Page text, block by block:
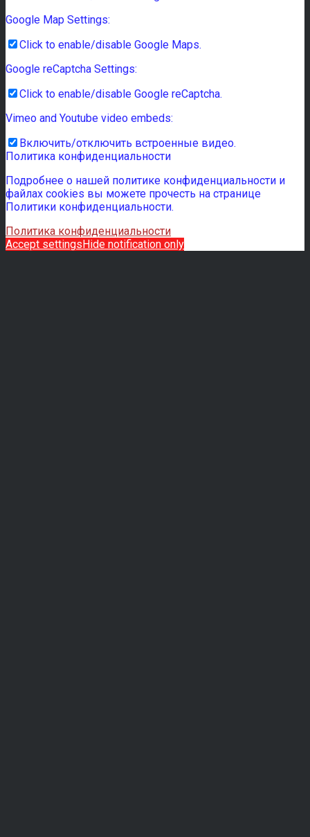
Google Map Settings:
Click to enable/disable Google Maps.
Google reCaptcha Settings:
Click to enable/disable Google reCaptcha.
Vimeo and Youtube video embeds:
Включить/отключить встроенные видео.
Политика конфиденциальности
Подробнее о нашей политике конфиденциальности и
файлах cookies вы можете прочесть на странице
Политики конфиденциальности.
Политика конфиденциальности
Accept settingsHide notification only